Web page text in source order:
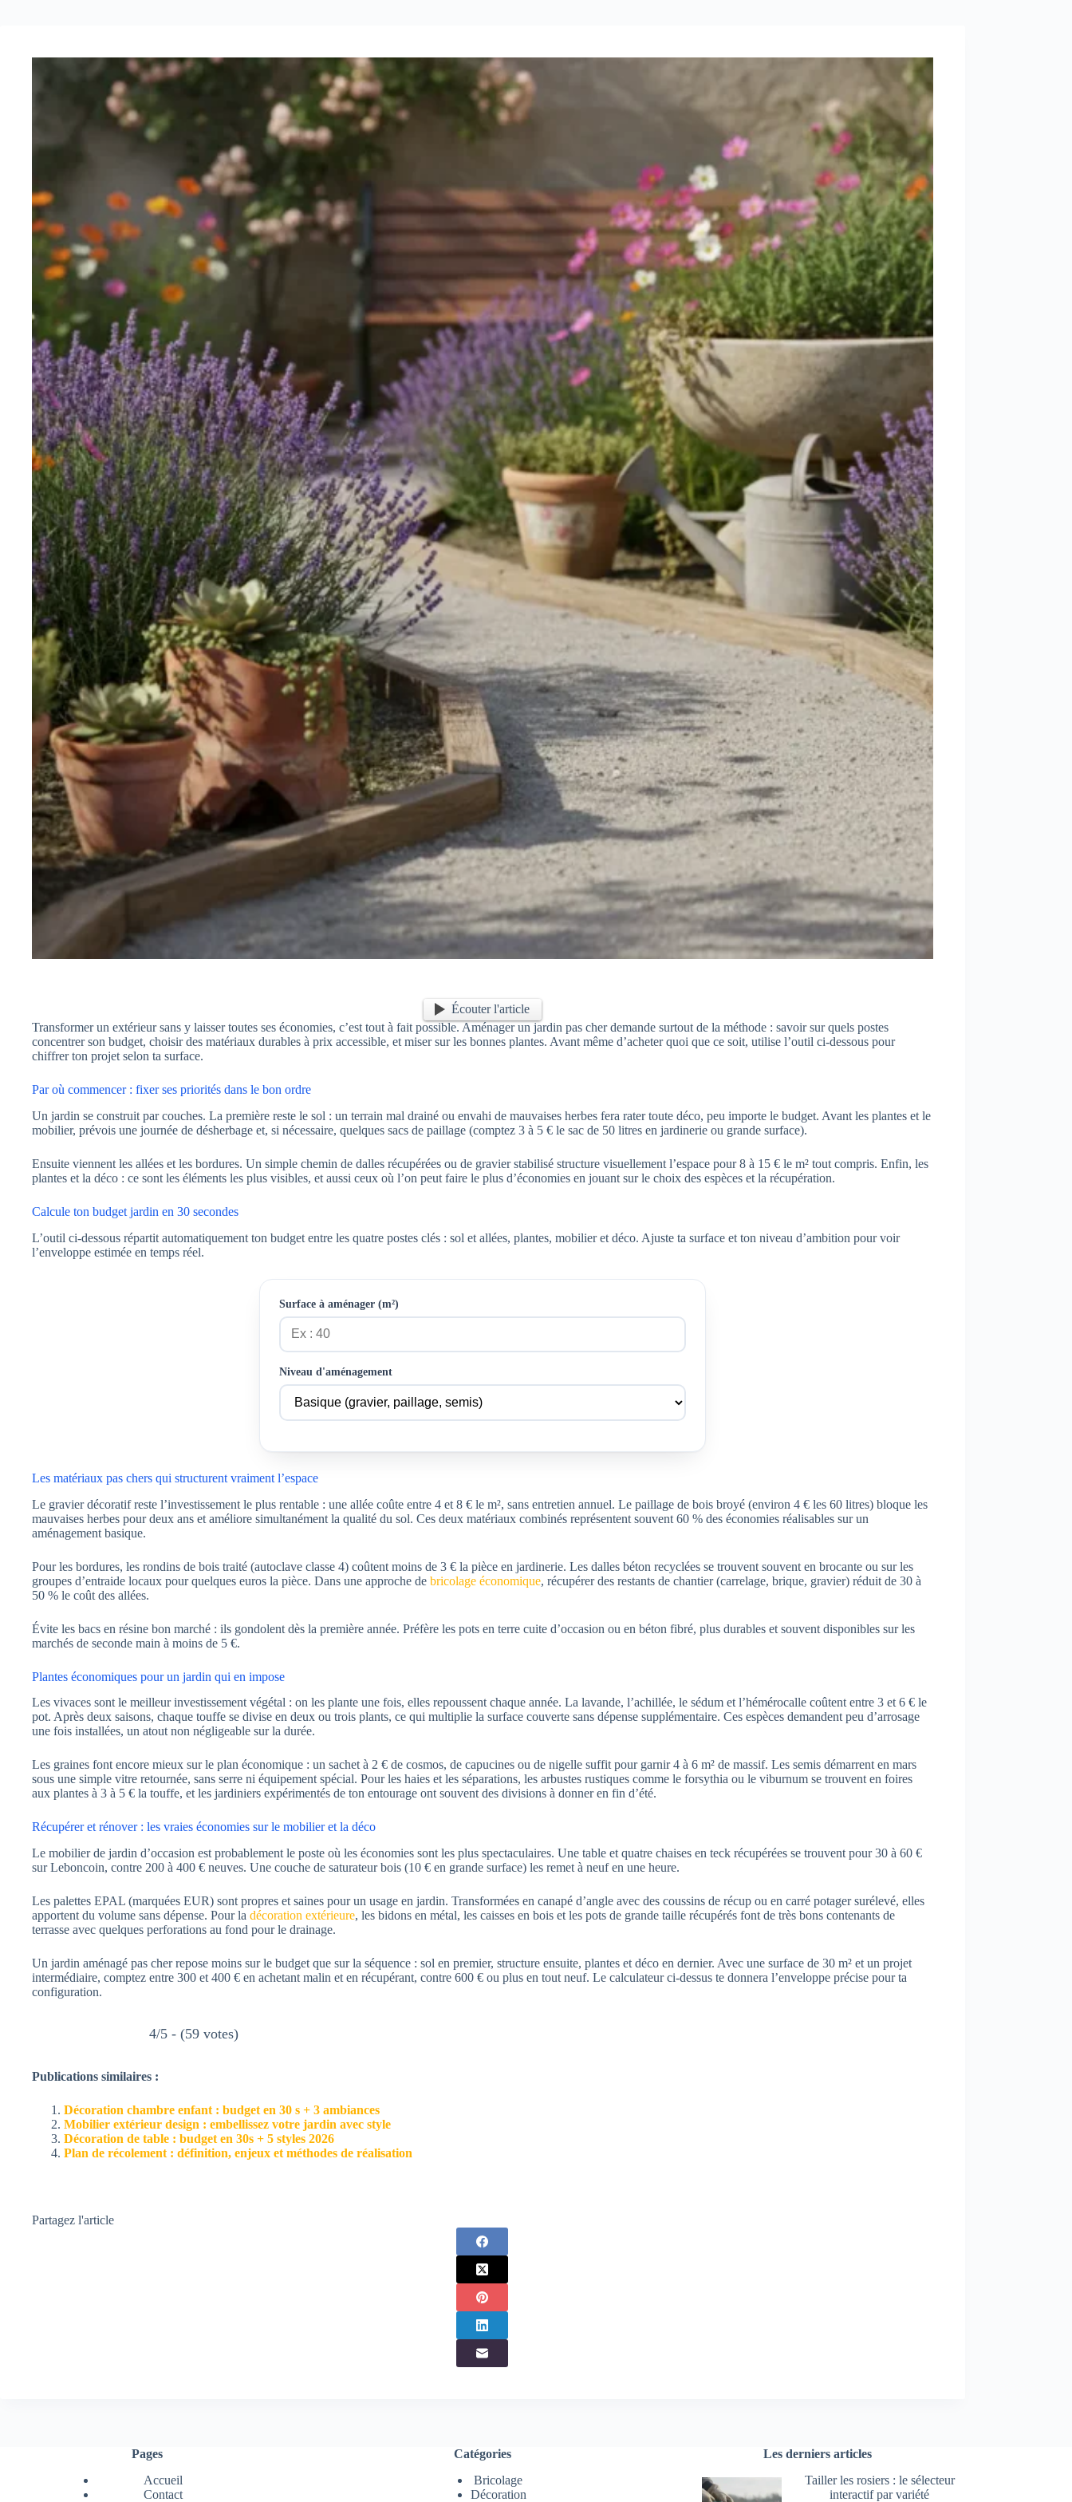
Écouter l'article
Transformer un extérieur sans y laisser toutes ses économies, c’est tout à fait possible. Aménager un jardin pas cher demande surtout de la méthode : savoir sur quels postes
concentrer son budget, choisir des matériaux durables à prix accessible, et miser sur les bonnes plantes. Avant même d’acheter quoi que ce soit, utilise l’outil ci-dessous pour
chiffrer ton projet selon ta surface.
Par où commencer : fixer ses priorités dans le bon ordre
Un jardin se construit par couches. La première reste le sol : un terrain mal drainé ou envahi de mauvaises herbes fera rater toute déco, peu importe le budget. Avant les plantes et le
mobilier, prévois une journée de désherbage et, si nécessaire, quelques sacs de paillage (comptez 3 à 5 € le sac de 50 litres en jardinerie ou grande surface).
Ensuite viennent les allées et les bordures. Un simple chemin de dalles récupérées ou de gravier stabilisé structure visuellement l’espace pour 8 à 15 € le m² tout compris. Enfin, les
plantes et la déco : ce sont les éléments les plus visibles, et aussi ceux où l’on peut faire le plus d’économies en jouant sur le choix des espèces et la récupération.
Calcule ton budget jardin en 30 secondes
L’outil ci-dessous répartit automatiquement ton budget entre les quatre postes clés : sol et allées, plantes, mobilier et déco. Ajuste ta surface et ton niveau d’ambition pour voir
l’enveloppe estimée en temps réel.
Surface à aménager (m²)
Niveau d'aménagement
Les matériaux pas chers qui structurent vraiment l’espace
Le gravier décoratif reste l’investissement le plus rentable : une allée coûte entre 4 et 8 € le m², sans entretien annuel. Le paillage de bois broyé (environ 4 € les 60 litres) bloque les
mauvaises herbes pour deux ans et améliore simultanément la qualité du sol. Ces deux matériaux combinés représentent souvent 60 % des économies réalisables sur un
aménagement basique.
Pour les bordures, les rondins de bois traité (autoclave classe 4) coûtent moins de 3 € la pièce en jardinerie. Les dalles béton recyclées se trouvent souvent en brocante ou sur les
groupes d’entraide locaux pour quelques euros la pièce. Dans une approche de bricolage économique, récupérer des restants de chantier (carrelage, brique, gravier) réduit de 30 à
50 % le coût des allées.
Évite les bacs en résine bon marché : ils gondolent dès la première année. Préfère les pots en terre cuite d’occasion ou en béton fibré, plus durables et souvent disponibles sur les
marchés de seconde main à moins de 5 €.
Plantes économiques pour un jardin qui en impose
Les vivaces sont le meilleur investissement végétal : on les plante une fois, elles repoussent chaque année. La lavande, l’achillée, le sédum et l’hémérocalle coûtent entre 3 et 6 € le
pot. Après deux saisons, chaque touffe se divise en deux ou trois plants, ce qui multiplie la surface couverte sans dépense supplémentaire. Ces espèces demandent peu d’arrosage
une fois installées, un atout non négligeable sur la durée.
Les graines font encore mieux sur le plan économique : un sachet à 2 € de cosmos, de capucines ou de nigelle suffit pour garnir 4 à 6 m² de massif. Les semis démarrent en mars
sous une simple vitre retournée, sans serre ni équipement spécial. Pour les haies et les séparations, les arbustes rustiques comme le forsythia ou le viburnum se trouvent en foires
aux plantes à 3 à 5 € la touffe, et les jardiniers expérimentés de ton entourage ont souvent des divisions à donner en fin d’été.
Récupérer et rénover : les vraies économies sur le mobilier et la déco
Le mobilier de jardin d’occasion est probablement le poste où les économies sont les plus spectaculaires. Une table et quatre chaises en teck récupérées se trouvent pour 30 à 60 €
sur Leboncoin, contre 200 à 400 € neuves. Une couche de saturateur bois (10 € en grande surface) les remet à neuf en une heure.
Les palettes EPAL (marquées EUR) sont propres et saines pour un usage en jardin. Transformées en canapé d’angle avec des coussins de récup ou en carré potager surélevé, elles
apportent du volume sans dépense. Pour la décoration extérieure, les bidons en métal, les caisses en bois et les pots de grande taille récupérés font de très bons contenants de
terrasse avec quelques perforations au fond pour le drainage.
Un jardin aménagé pas cher repose moins sur le budget que sur la séquence : sol en premier, structure ensuite, plantes et déco en dernier. Avec une surface de 30 m² et un projet
intermédiaire, comptez entre 300 et 400 € en achetant malin et en récupérant, contre 600 € ou plus en tout neuf. Le calculateur ci-dessus te donnera l’enveloppe précise pour ta
configuration.
4/5 - (59 votes)
Publications similaires :
Décoration chambre enfant : budget en 30 s + 3 ambiances
Mobilier extérieur design : embellissez votre jardin avec style
Décoration de table : budget en 30s + 5 styles 2026
Plan de récolement : définition, enjeux et méthodes de réalisation
Partagez l'article
Pages
Accueil
Contact
Catégories
Bricolage
Décoration
Les derniers articles
Tailler les rosiers : le sélecteur
interactif par variété